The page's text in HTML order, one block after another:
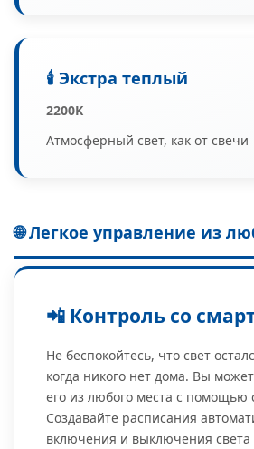
🕯️ Экстра теплый
2200K
Атмосферный свет, как от свечи
🌐 Легкое управление из
📲 Контроль со
Не беспокойтесь, что свет
когда никого нет дома. Вы
его из любого места с помощью
Создавайте расписания
включения и выключения света